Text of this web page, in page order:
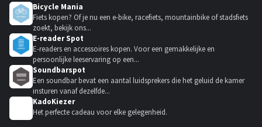
Bicycle Mania
Fiets kopen? Of je nu een e-bike, racefiets, mountainbike of stadsfiets
zoekt, bekijk ons...
E-reader Spot
E-readers en accessoires kopen. Voor een gemakkelijke en
persoonlijke leeservaring op een...
Soundbarspot
Een soundbar bevat een aantal luidsprekers die het geluid de kamer
insturen vanaf dezelfde...
KadoKiezer
Het perfecte cadeau voor elke gelegenheid.